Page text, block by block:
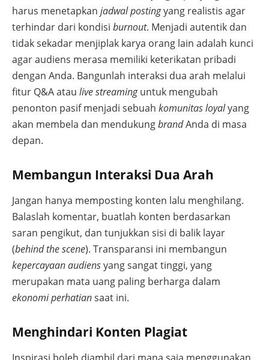
harus menetapkan jadwal postingyang realistis agar
terhindar dari kondisi burnout. Menjadi autentik dan
tidak sekadar menjiplak karya orang lain adalah kunci
agar audiens merasa memiliki keterikatan pribadi
dengan Anda. Bangunlah interaksi dua arah melalui
fitur Q&A atau live streaminguntuk mengubah
penonton pasif menjadi sebuah komunitas loyalyang
akan membela dan mendukungbrandAnda di masa
depan.
Membangun Interaksi Dua Arah
Jangan hanya memposting konten lalu menghilang.
Balaslah komentar, buatlah konten berdasarkan
saran pengikut, dan tunjukkan sisi di balik layar
(behind the scene). Transparansi ini membangun
kepercayaan audiensyang sangat tinggi, yang
merupakan mata uang paling berharga dalam
ekonomi perhatiansaat ini.
Menghindari Konten Plagiat